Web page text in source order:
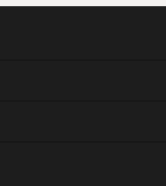
gali užtrukti tarp 4 - 16